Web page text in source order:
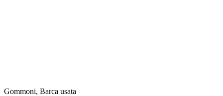
Gommoni, Barca usata